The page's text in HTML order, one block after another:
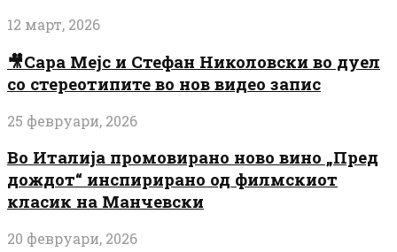
12 март, 2026
🎥Сара Мејс и Стефан Николовски во дуел
со стереотипите во нов видео запис
25 февруари, 2026
Во Италија промовирано ново вино „Пред
дождот“ инспирирано од филмскиот
класик на Манчевски
20 февруари, 2026